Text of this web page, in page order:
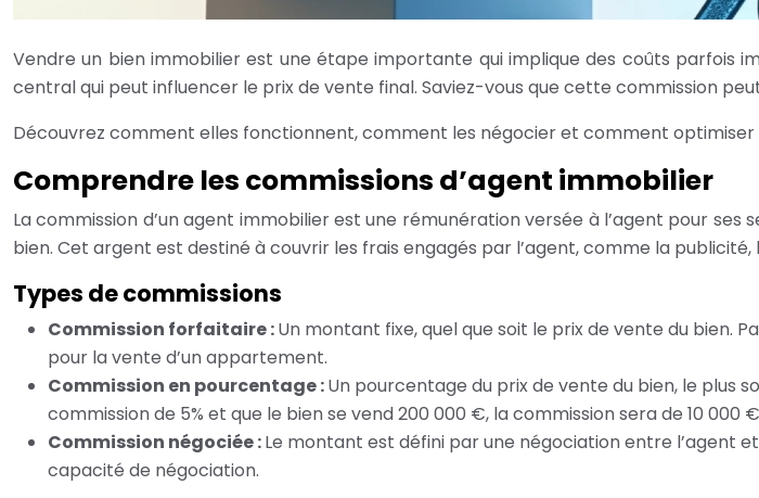
Vendre un bien immobilier est une étape importante qui implique des coûts parfois
central qui peut influencer le prix de vente final. Saviez-vous que cette commission
Découvrez comment elles fonctionnent, comment les négocier et comment
Comprendre les commissions d’agent immobilier
La commission d’un agent immobilier est une rémunération versée à l’agent pour
bien. Cet argent est destiné à couvrir les frais engagés par l’agent, comme la
Types de commissions
Commission forfaitaire :Un montant fixe, quel que soit le prix de vente du bien.
pour la vente d’un appartement.
Commission en pourcentage :Un pourcentage du prix de vente du bien, le plus
commission de 5% et que le bien se vend 200 000 €, la commission sera de 10 000
Commission négociée :Le montant est défini par une négociation entre l’agent
capacité de négociation.